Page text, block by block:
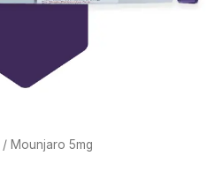
/ Mounjaro 5mg